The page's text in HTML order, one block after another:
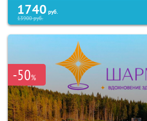
1740 руб.
13900руб.
-50%